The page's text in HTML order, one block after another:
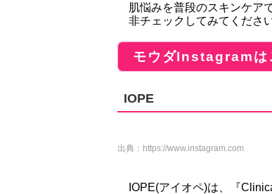
肌悩みを普段のスキンケア
非チェックしてみてくださ
モウダInstagramは
IOPE
出典： https://www.instagram.com
IOPE(アイオペ)は、『